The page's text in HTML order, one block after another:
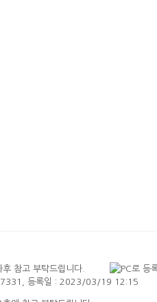
참고 부탁드립니다.
7331, 등록일 : 2023/03/19 12:15